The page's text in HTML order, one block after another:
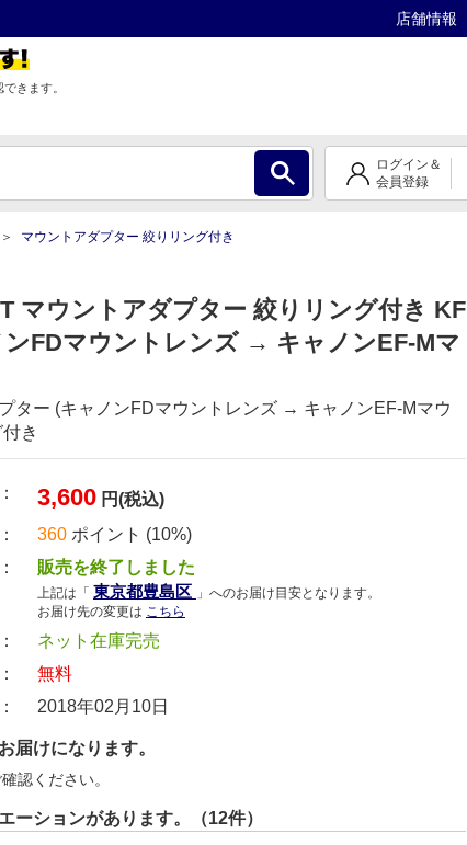
店舗情報
きます。
ログイン＆
会員登録
マウントアダプター 絞りリング付き
マウントアダプター 絞りリング付き KF
ンFDマウントレンズ → キャノンEF-Mマ
ター (キャノンFDマウントレンズ → キャノンEF-Mマウ
き
3,600 円(税込)
360 ポイント (10%)
販売を終了しました
上記は「 東京都豊島区 」へのお届け目安となります。
お届け先の変更は こちら
ネット在庫完売
無料
2018年02月10日
届けになります。
認ください。
ーションがあります。（12件）